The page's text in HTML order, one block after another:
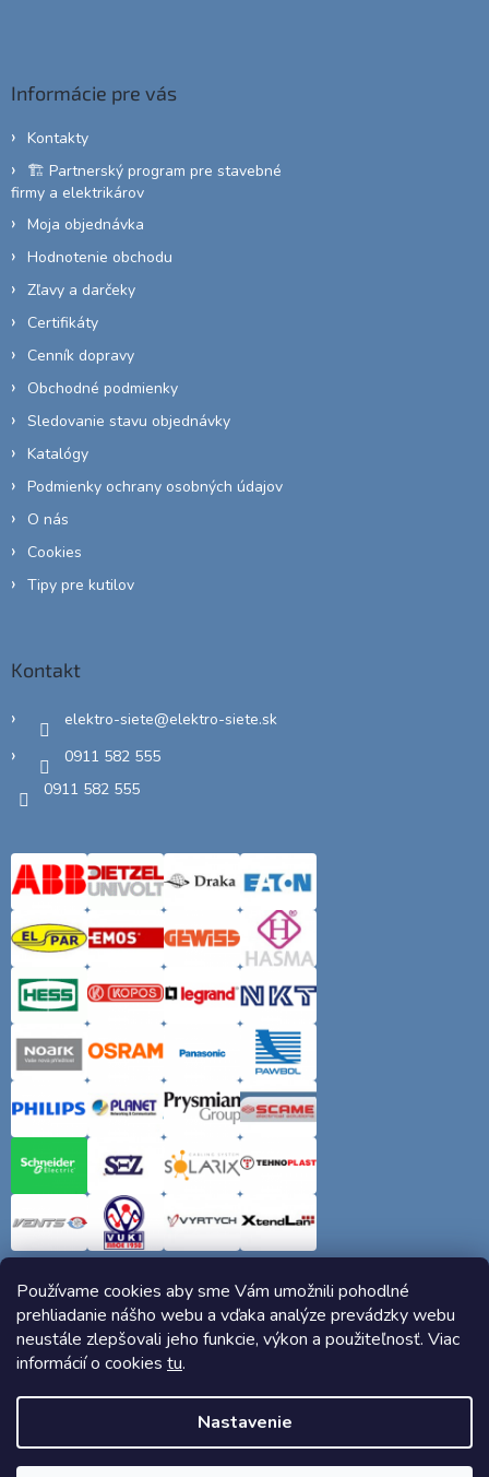
Používame cookies aby sme Vám umožnili pohodlné
prehliadanie nášho webu a vďaka analýze prevádzky webu
neustále zlepšovali jeho funkcie, výkon a použiteľnosť. Viac
informácií o cookies tu.
Nastavenie
Informácie pre vás
Kontakty
🏗️ Partnerský program pre stavebné
firmy a elektrikárov
Moja objednávka
Hodnotenie obchodu
Zľavy a darčeky
Certifikáty
Cenník dopravy
Obchodné podmienky
Sledovanie stavu objednávky
Katalógy
Podmienky ochrany osobných údajov
O nás
Cookies
Tipy pre kutilov
Kontakt
elektro-siete@elektro-siete.sk
0911 582 555
0911 582 555
Copyright 2026Elektro-siete.sk. Všetky práva vyhradené.
Vytvoril Shoptet